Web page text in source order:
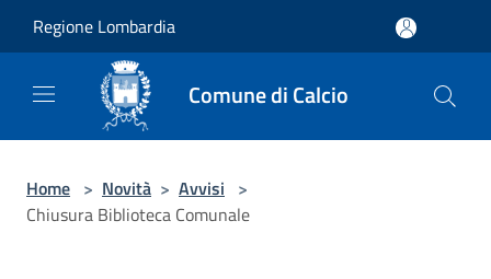
Regione Lombardia
Comune di Calcio
Home > Novità > Avvisi >
Chiusura Biblioteca Comunale